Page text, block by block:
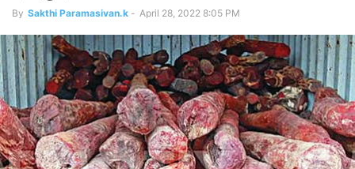
By Sakthi Paramasivan.k - April 28, 2022 8:05 PM